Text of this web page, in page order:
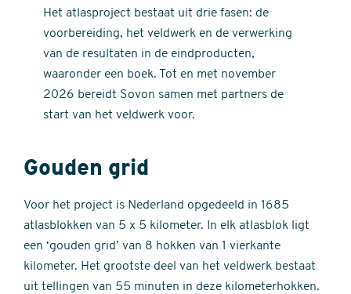
Het atlasproject bestaat uit drie fasen: de
voorbereiding, het veldwerk en de verwerking
van de resultaten in de eindproducten,
waaronder een boek. Tot en met november
2026 bereidt Sovon samen met partners de
start van het veldwerk voor.
Gouden grid
Voor het project is Nederland opgedeeld in 1685
atlasblokken van 5 x 5 kilometer. In elk atlasblok ligt
een ‘gouden grid’ van 8 hokken van 1 vierkante
kilometer. Het grootste deel van het veldwerk bestaat
uit tellingen van 55 minuten in deze kilometerhokken.